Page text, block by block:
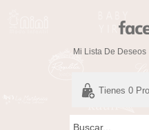
Mi Lista De Deseos
Tienes 0